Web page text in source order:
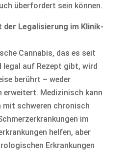
überfordert sein können.
der Legalisierung im Klinik-
Cannabis, das es seit
legal auf Rezept gibt, wird
berührt – weder
erweitert. Medizinisch kann
mit schweren chronisch
im
helfen, aber
Erkrankungen